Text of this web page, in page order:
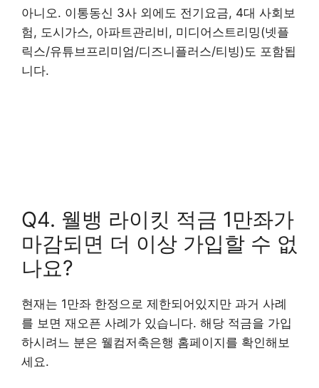
아니오. 이통동신 3사 외에도 전기요금, 4대 사회보
험, 도시가스, 아파트관리비, 미디어스트리밍(넷플
릭스/유튜브프리미엄/디즈니플러스/티빙)도 포함됩
니다.
Q4. 웰뱅 라이킷 적금 1만좌가
마감되면 더 이상 가입할 수 없
나요?
현재는 1만좌 한정으로 제한되어있지만 과거 사례
를 보면 재오픈 사례가 있습니다. 해당 적금을 가입
하시려느 분은 웰컴저축은행 홈페이지를 확인해보
세요.